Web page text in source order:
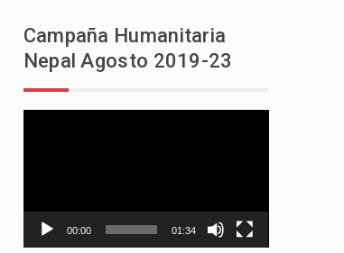
Campaña Humanitaria
Nepal Agosto 2019-23
00:00 01:34